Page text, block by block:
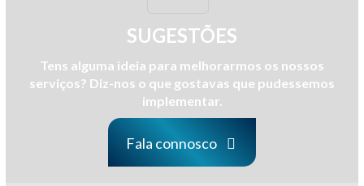
SUGESTÕES
Tens alguma ideia para melhorarmos os nossos
serviços? Diz-nos o que gostavas que pudessemos
implementar.
Fala connosco